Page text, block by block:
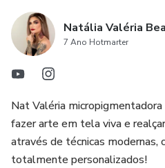
acessíveis. Com o blend de
hialurônico e colágeno, o
rejuvenesce os lábios,
e sedosos. Além disso, o curso
4. Transforme seus resultados
profissão: O Curso GLOW LIPS
Natália Valéria
7 Ano Hotmarter
Nat Valéria
fazer arte em tela viva e
através de técnicas
totalmente personalizados!